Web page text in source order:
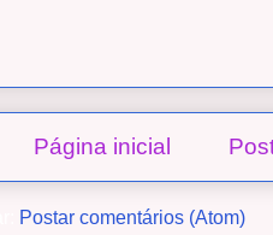
Página inicial
Postar comentários (Atom)